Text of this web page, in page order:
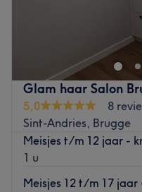
Glam haar Salon
5,0
8
Sint-Andries, Brugge
Meisjes t/m 12 jaar -
1 u
Meisjes 12 t/m 17